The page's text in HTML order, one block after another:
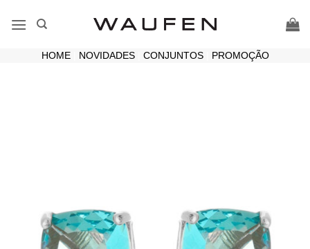
HOME| NOVIDADES| CONJUNTOS| PROMOÇÃO